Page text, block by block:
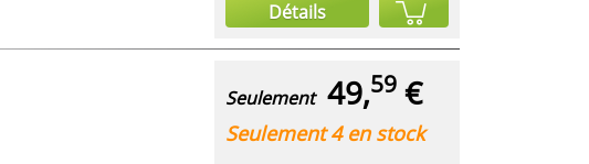
Détails
Seulement 49,59 €
Seulement 4 en stock